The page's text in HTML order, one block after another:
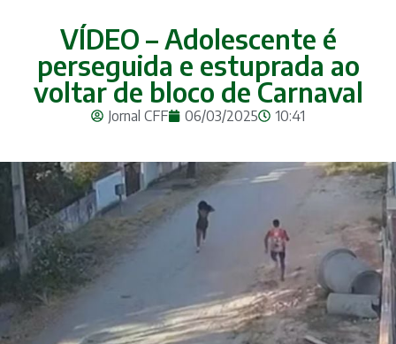
VÍDEO – Adolescente é
perseguida e estuprada ao
voltar de bloco de Carnaval
Jornal CFF 06/03/2025 10:41